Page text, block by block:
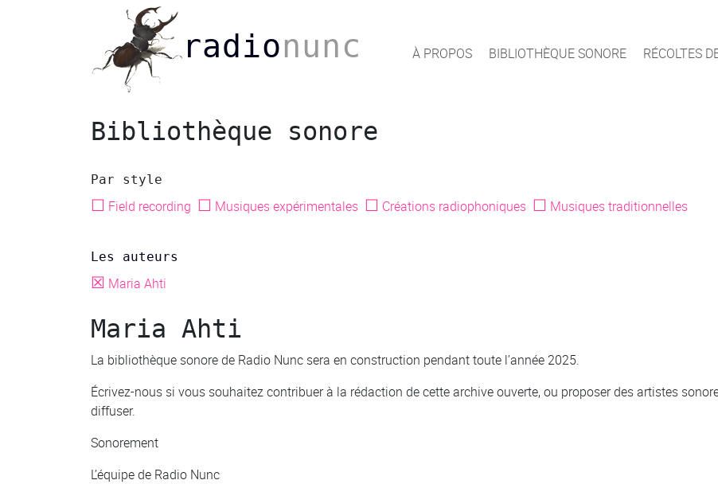
radionunc À PROPOS BIBLIOTHÈQUE SONORE RÉCOLTES
Bibliothèque sonore
Par style
☐ Field recording ☐ Musiques expérimentales ☐ Créations radiophoniques ☐ Musiques traditionnelles
Les auteurs
☒ Maria Ahti
Maria Ahti
La bibliothèque sonore de Radio Nunc sera en construction pendant toute l’année 2025.
Écrivez-nous si vous souhaitez contribuer à la rédaction de cette archive ouverte, ou proposer des artistes
diffuser.
Sonorement
L’équipe de Radio Nunc